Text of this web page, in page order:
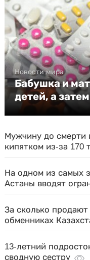
Новости мира
Бабушка и
детей, а
Мужчину до смерти
кипятком из-за 170
На одном из самых
Астаны вводят
За сколько
обменниках
13-летний
сводную сестру